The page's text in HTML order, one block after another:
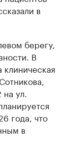
в
берегу,
В
ул.
года, что
в